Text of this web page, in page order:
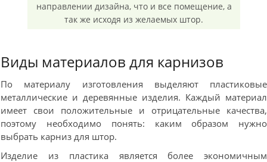
направлении дизайна, что и все помещение, а
так же исходя из желаемых штор.
Виды материалов для карнизов
По материалу изготовления выделяют пластиковые
металлические и деревянные изделия. Каждый материал
имеет свои положительные и отрицательные качества,
поэтому необходимо понять: каким образом нужно
выбрать карниз для штор.
Изделие из пластика является более экономичным